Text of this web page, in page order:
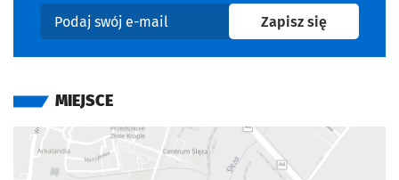
Podaj swój e-mail
Zapisz sięna
MIEJSCE